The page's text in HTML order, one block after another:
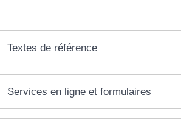
Textes de référence
Services en ligne et formulaires